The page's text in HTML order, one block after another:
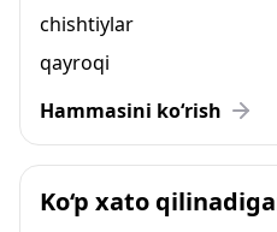
chishtiylar
qayroqi
Hammasini ko‘rish
Ko‘p xato